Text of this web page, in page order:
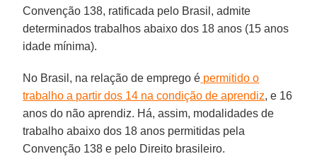
Convenção 138, ratificada pelo Brasil, admite
determinados trabalhos abaixo dos 18 anos (15 anos
idade mínima).
No Brasil, na relação de emprego é permitido o
trabalho a partir dos 14 na condição de aprendiz, e 16
anos do não aprendiz. Há, assim, modalidades de
trabalho abaixo dos 18 anos permitidas pela
Convenção 138 e pelo Direito brasileiro.